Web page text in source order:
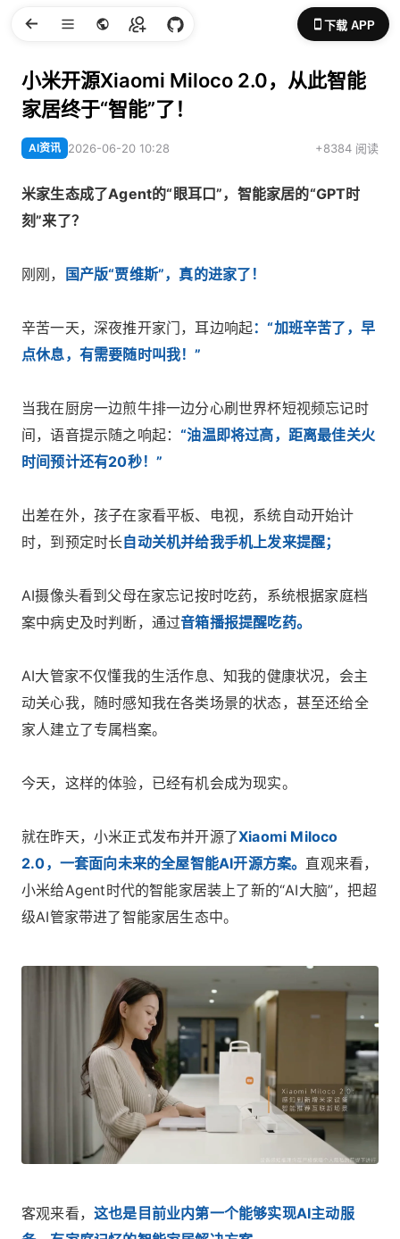
下载 APP
小米开源Xiaomi Miloco 2.0，从此智能
家居终于“智能”了！
AI资讯 2026-06-20 10:28 +8384 阅读
米家生态成了Agent的“眼耳口”，智能家居的“GPT时
刻”来了？
刚刚， 国产版“贾维斯”，真的进家了！
辛苦一天，深夜推开家门，耳边响起：“加班辛苦了，早
点休息，有需要随时叫我！”
当我在厨房一边煎牛排一边分心刷世界杯短视频忘记时
间，语音提示随之响起：“油温即将过高，距离最佳关火
时间预计还有20秒！”
出差在外，孩子在家看平板、电视，系统自动开始计
时，到预定时长自动关机并给我手机上发来提醒；
AI摄像头看到父母在家忘记按时吃药，系统根据家庭档
案中病史及时判断，通过音箱播报提醒吃药。
AI大管家不仅懂我的生活作息、知我的健康状况，会主
动关心我，随时感知我在各类场景的状态，甚至还给全
家人建立了专属档案。
今天，这样的体验，已经有机会成为现实。
就在昨天，小米正式发布并开源了Xiaomi Miloco
2.0，一套面向未来的全屋智能AI开源方案。 直观来看，
小米给Agent时代的智能家居装上了新的“AI大脑”，把超
级AI管家带进了智能家居生态中。
客观来看， 这也是目前业内第一个能够实现AI主动服